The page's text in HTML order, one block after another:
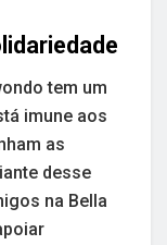
tem um
imune aos
as
desse
na Bella